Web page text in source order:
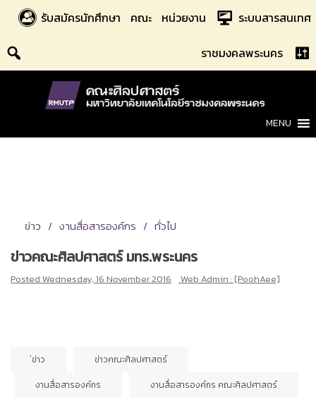
content
รับสมัครนักศึกษา คณะ หน่วยงาน ระบบสารสนเทศ
ราชมงคลพระนคร
MENU
ข่าว งานสื่อสารองค์กร ทั่วไป
ข่าวคณะศิลปศาสตร์ มทร.พระนคร
Posted Wednesday, 16 November 2016 Web Admin : [PoohAee]
่ข่าว
ข่าวคณะศิลปศาสตร์
งานสื่อสารองค์กร
งานสื่อสารองค์กร คณะศิลปศาสตร์